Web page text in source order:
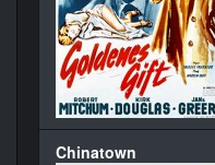
Chinatown